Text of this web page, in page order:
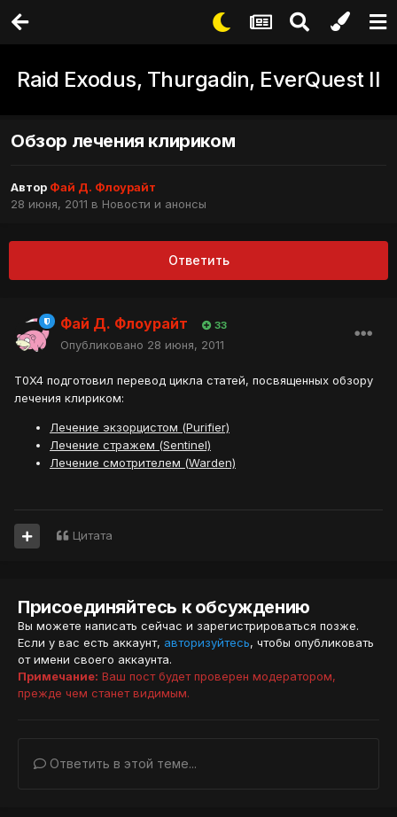
Raid Exodus, Thurgadin, EverQuest II
Обзор лечения клириком
Автор Фай Д. Флоурайт
28 июня, 2011 в Новости и анонсы
Ответить
Фай Д. Флоурайт 33
Опубликовано 28 июня, 2011
T0X4 подготовил перевод цикла статей, посвященных обзору
лечения клириком:
Лечение экзорцистом (Purifier)
Лечение стражем (Sentinel)
Лечение смотрителем (Warden)
Цитата
Присоединяйтесь к обсуждению
Вы можете написать сейчас и зарегистрироваться позже.
Если у вас есть аккаунт, авторизуйтесь, чтобы опубликовать
от имени своего аккаунта.
Примечание: Ваш пост будет проверен модератором,
прежде чем станет видимым.
Ответить в этой теме...